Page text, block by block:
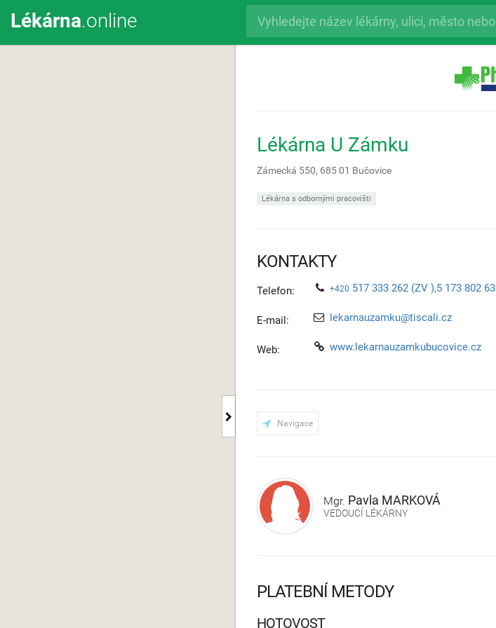
Lékárna.online
Lékárna U Zámku
Zámecká 550, 685 01 Bučovice
Lékárna s odbornými pracovišti
KONTAKTY
Telefon: +420 517 333 262 (ZV ),5 173 802 63
E-mail: lekarnauzamku@tiscali.cz
Web: www.lekarnauzamkubucovice.cz
Navigace
Mgr. Pavla MARKOVÁ
VEDOUCÍ LÉKÁRNY
PLATEBNÍ METODY
HOTOVOST